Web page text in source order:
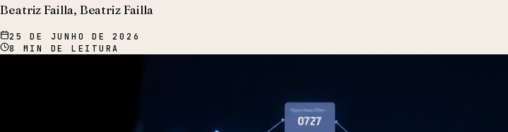
Beatriz Failla, Beatriz Failla
25 DE JUNHO DE 2026
8
MIN DE LEITURA